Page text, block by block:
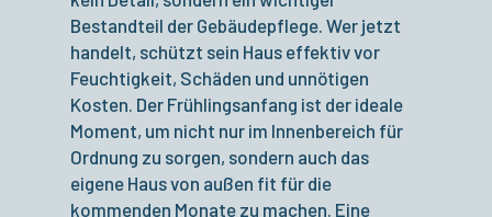
Bestandteil der Gebäudepflege. Wer jetzt
handelt, schützt sein Haus effektiv vor
Feuchtigkeit, Schäden und unnötigen
Kosten. Der Frühlingsanfang ist der ideale
Moment, um nicht nur im Innenbereich für
Ordnung zu sorgen, sondern auch das
eigene Haus von außen fit für die
kommenden Monate zu machen. Eine